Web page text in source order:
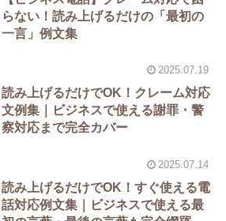
らない！読み上げるだけの「最初の
一言」例文集
2025.07.19
読み上げるだけでOK！クレーム対応
文例集｜ビジネスで使える謝罪・警
察対応まで完全カバー
2025.07.14
読み上げるだけでOK！すぐ使える電
話対応例文集｜ビジネスで使える最